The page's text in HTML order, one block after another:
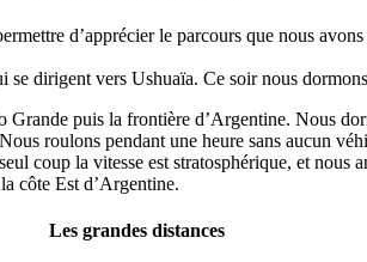
d’apprécier le parcours que nous
dirigent vers Ushuaïa. Ce soir nous
puis la frontière d’Argentine. Nous
roulons pendant une heure sans aucun
coup la vitesse est stratosphérique, et
côte Est d’Argentine.
Les grandes distances